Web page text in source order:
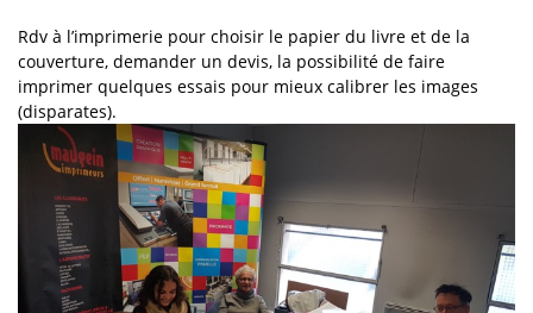
Rdv à l’imprimerie pour choisir le papier du livre et de la
couverture, demander un devis, la possibilité de faire
imprimer quelques essais pour mieux calibrer les images
(disparates).